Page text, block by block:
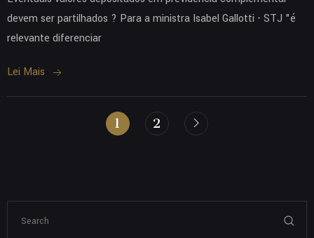
devem ser partilhados ? Para a ministra Isabel Gallotti - STJ "é
relevante diferenciar
Lei Mais
1 2